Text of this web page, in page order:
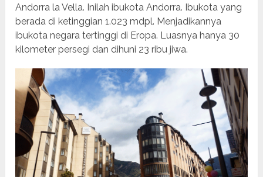
Andorra la Vella. Inilah ibukota Andorra. Ibukota yang
berada di ketinggian 1.023 mdpl. Menjadikannya
ibukota negara tertinggi di Eropa. Luasnya hanya 30
kilometer persegi dan dihuni 23 ribu jiwa.